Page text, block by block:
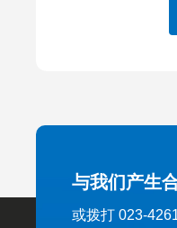
与我们产生
或拨打 023-